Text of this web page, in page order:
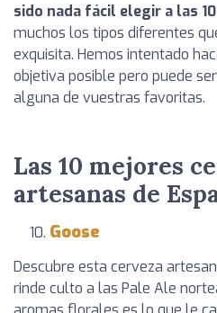
sido nada fácil elegir a las
muchos los tipos diferentes
exquisita. Hemos intentado
objetiva posible pero puede
alguna de vuestras favoritas.
Las 10 mejores
artesanas de
Goose
Descubre esta cerveza
rinde culto a las Pale Ale